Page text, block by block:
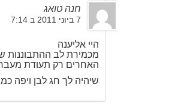
חנה טואג
7 ביוני 2011 ב 7:14
היי אליענה
מכמירת לב ההתבוננות
האחרים רק תעודת
שיהיה לך חג לבן ויפה